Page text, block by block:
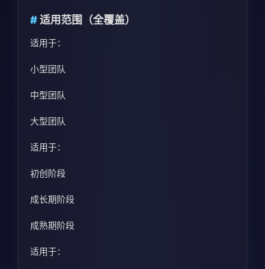
适用范围（全覆盖）
适用于：
小型团队
中型团队
大型团队
适用于：
初创阶段
成长期阶段
成熟期阶段
适用于：